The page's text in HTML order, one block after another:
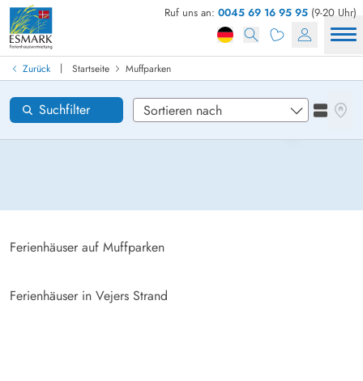
Ruf uns an: 0045 69 16 95 95 (9-20 Uhr)
Zurück | Startseite Muffparken
Muffparken
Ferienhäuser auf Muffparken
Ferienhäuser in Vejers Strand
Suchfilter
Ferienhaus in Dänemark finden
Anreise
Gebiete